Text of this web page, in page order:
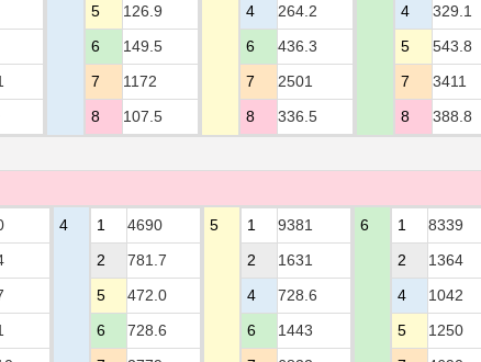
5
126.9
6
149.5
7
1172
8
107.5
4
264.2
6
436.3
7
2501
8
336.5
4
329.1
5
543.8
7
3411
8
388.8
4 1
4690
2
781.7
5
472.0
6
728.6
5 1
9381
2
1631
4
728.6
6
1443
6 1
8339
2
1364
4
1042
5
1250